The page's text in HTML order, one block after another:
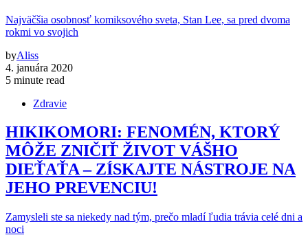
Najväčšia osobnosť komiksového sveta, Stan Lee, sa pred dvoma
rokmi vo svojich
byAliss
4. januára 2020
5 minute read
Zdravie
HIKIKOMORI: FENOMÉN, KTORÝ
MÔŽE ZNIČIŤ ŽIVOT VÁŠHO
DIEŤAŤA – ZÍSKAJTE NÁSTROJE NA
JEHO PREVENCIU!
Zamysleli ste sa niekedy nad tým, prečo mladí ľudia trávia celé dni a
noci